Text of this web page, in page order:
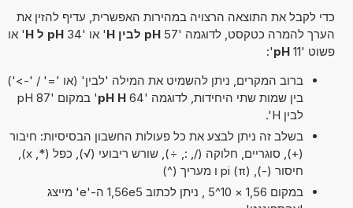
כדי לקבל את התוצאה הרצויה במהירות האפשרית, עדיף להזין את
הערך להמרה כטקסט, לדוגמה '57
pH לבין H ' או '34 pH ל H
' או
פשוט '11
pH
':
ברוב המקרים, ניתן להשמיט את המילה 'לבין' (או '=' / '->')
בין שמות שתי היחידות, לדוגמה '64
pH H
' במקום '87 pH
לבין H'.
בשלב זה ניתן לבצע את כל פעולות החשבון הבסיסיות: חיבור
(+), סוגריים, חלוקה (/, :, ÷), שורש ריבועי (√), כפל (*, x),
חיסור (-), pi (π) ו מעריך (^)
במקום 1,56 × 10^5 , ניתן לכתוב 1,56e5 ה-'e' מייצג